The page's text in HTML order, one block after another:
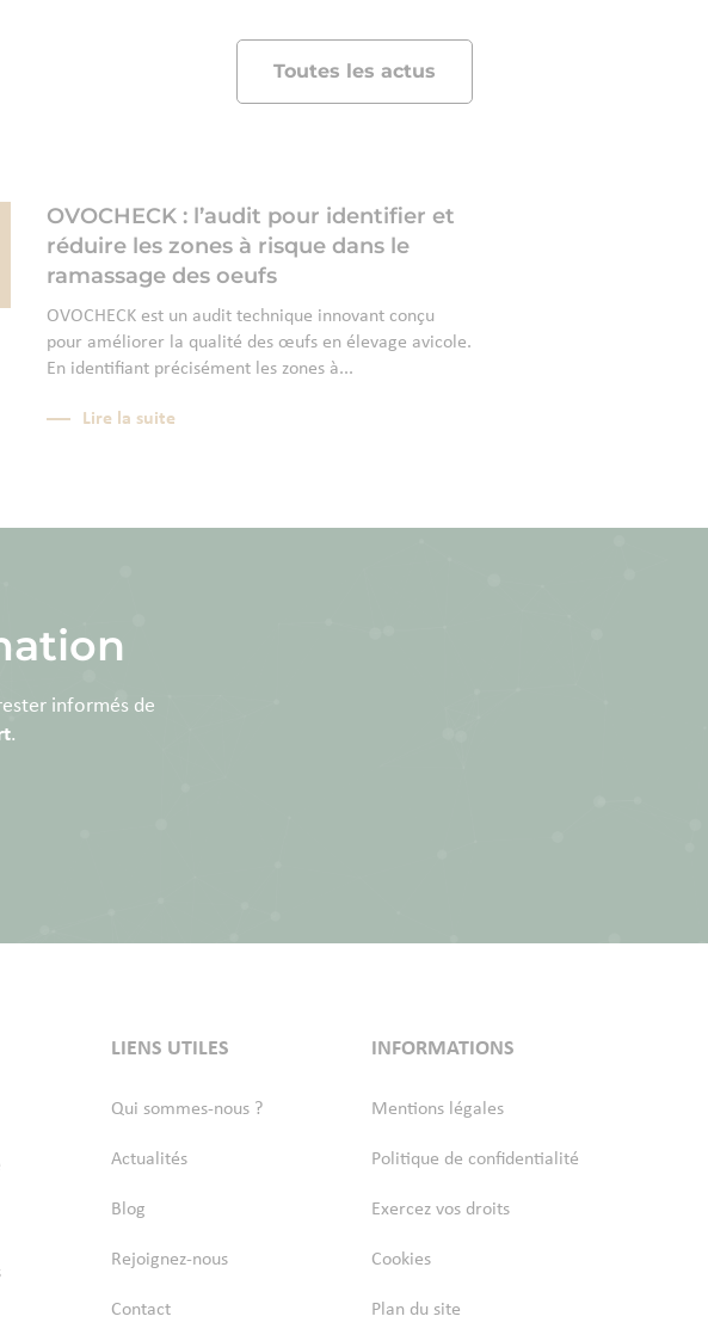
OVOCHECK : l’audit pour identifier et
réduire les zones à risque dans le
ramassage des oeufs
OVOCHECK est un audit technique innovant conçu
pour améliorer la qualité des œufs en élevage avicole.
En identifiant précisément les zones à...
Lire la suite
Toutes les actus
informés de
.
LIENS UTILES
Qui sommes-nous ?
Actualités
Blog
Rejoignez-nous
Contact
INFORMATIONS
Mentions légales
Politique de confidentialité
Exercez vos droits
Cookies
Plan du site